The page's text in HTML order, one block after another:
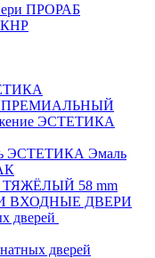
ПРОРАБ
КНР
ПРЕМИАЛЬНЫЙ
ЭСТЕТИКА
ЭСТЕТИКА Эмаль
ТЯЖЁЛЫЙ 58 mm
ВХОДНЫЕ ДВЕРИ
дверей
дверей